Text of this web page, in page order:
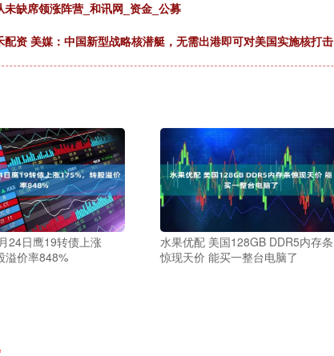
未缺席领涨阵营_和讯网_资金_公募
配资 美媒：中国新型战略核潜艇，无需出港即可对美国实施核打击
24日鹰19转债上涨
溢价率848%
水果优配 美国128GB DDR5内存条
惊现天价 能买一整台电脑了